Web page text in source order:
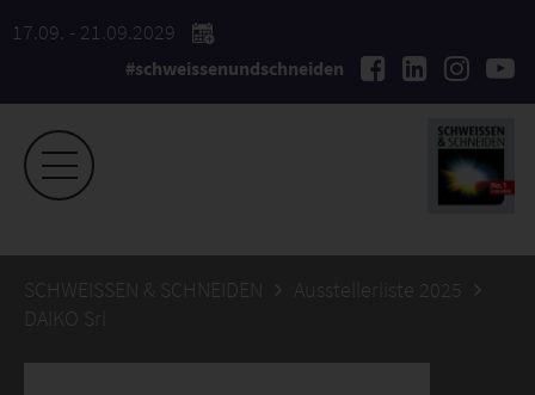
17.09. - 21.09.2029
#schweissenundschneiden
SCHWEISSEN & SCHNEIDEN
Ausstellerliste 2025
DAIKO Srl